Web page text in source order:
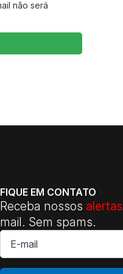
não será
FIQUE EM CONTATO
Receba nossos alertas
mail. Sem spams.
E-
mail
*